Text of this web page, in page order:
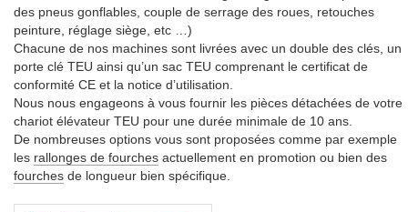
des pneus gonflables, couple de serrage des roues, retouches
peinture, réglage siège, etc …)
Chacune de nos machines sont livrées avec un double des clés, un
porte clé TEU ainsi qu’un sac TEU comprenant le certificat de
conformité CE et la notice d’utilisation.
Nous nous engageons à vous fournir les pièces détachées de votre
chariot élévateur TEU pour une durée minimale de 10 ans.
De nombreuses options vous sont proposées comme par exemple
les rallonges de fourches actuellement en promotion ou bien des
fourches de longueur bien spécifique.